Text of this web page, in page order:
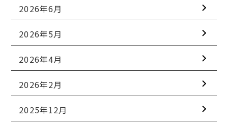
2026年6月
2026年5月
2026年4月
2026年2月
2025年12月